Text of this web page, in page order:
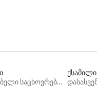
დასასვენებელი საცხოვრებლები
ქსამილი